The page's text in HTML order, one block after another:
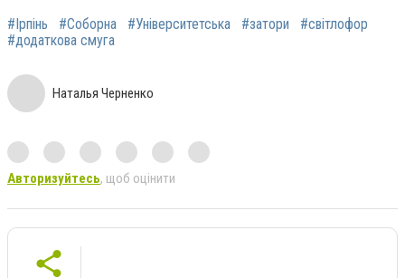
#Ірпінь #Соборна #Університетська #затори
#світлофор
#додаткова смуга
Наталья Черненко
Авторизуйтесь, щоб оцінити